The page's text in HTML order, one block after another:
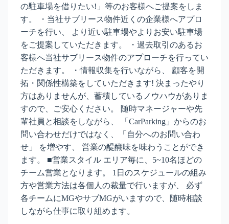
の駐車場を借りたい!」等のお客様へご提案をしま
す。 ・当社サブリース物件近くの企業様へアプロ
ーチを行い、 より近い駐車場やよりお安い駐車場
をご提案していただきます。 ・過去取引のあるお
客様へ当社サブリース物件のアプローチを行ってい
ただきます。 ・情報収集を行いながら、 顧客を開
拓・関係性構築をしていただきます! 決まったやり
方はありませんが、蓄積しているノウハウがありま
すので、ご安心ください。 随時マネージャーや先
輩社員と相談をしながら、 「CarParking」からのお
問い合わせだけではなく、「自分へのお問い合わ
せ」 を増やす、 営業の醍醐味を味わうことができ
ます。 ■営業スタイル エリア毎に、5~10名ほどの
チーム営業となります。 1日のスケジュールの組み
方や営業方法は各個人の裁量で行いますが、 必ず
各チームにMGやサブMGがいますので、随時相談
しながら仕事に取り組めます。